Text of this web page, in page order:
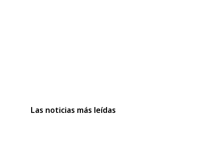
Las noticias más leídas